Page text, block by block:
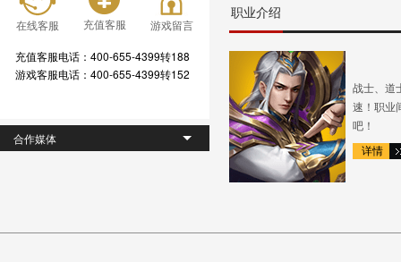
在线客服 充值客服 游戏留言
充值客服电话：400-655-4399转188
游戏客服电话：400-655-4399转152
合作媒体
职业介绍
战士、道
速！职业
吧！
详情